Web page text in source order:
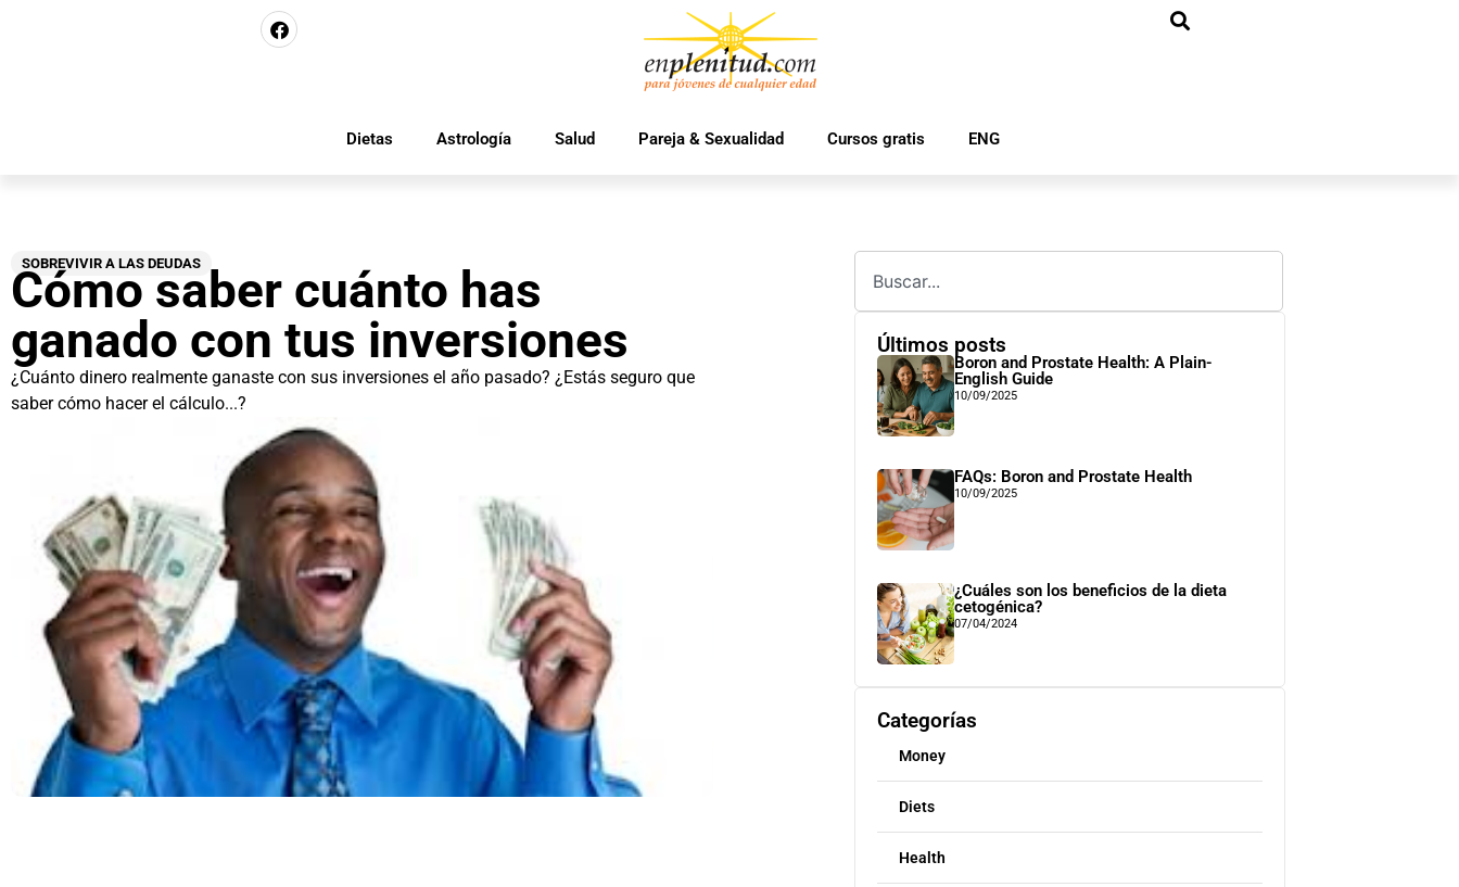
Dietas Astrología Salud Pareja & Sexualidad Cursos gratis ENG
SOBREVIVIR A LAS DEUDAS
Cómo saber cuánto has
ganado con tus inversiones
¿Cuánto dinero realmente ganaste con sus inversiones el año pasado? ¿Estás seguro que
saber cómo hacer el cálculo...?
Últimos posts
Boron and Prostate Health: A Plain-
English Guide
10/09/2025
FAQs: Boron and Prostate Health
10/09/2025
¿Cuáles son los beneficios de la dieta
cetogénica?
07/04/2024
Categorías
Money
Diets
Health